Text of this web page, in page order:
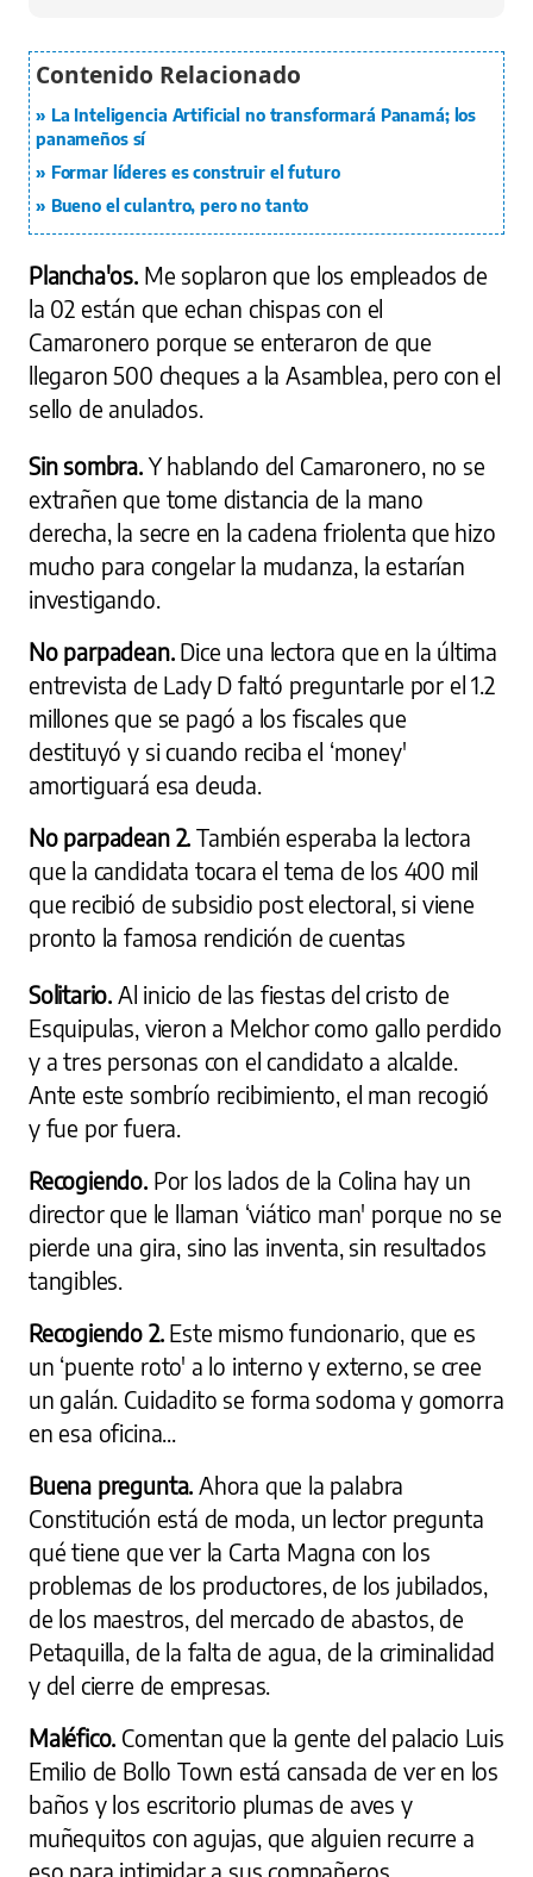
La Inteligencia Artificial no transformará Panamá; los
panameños sí
Formar líderes es construir el futuro
Bueno el culantro, pero no tanto
Plancha'os. Me soplaron que los empleados de
la 02 están que echan chispas con el
Camaronero porque se enteraron de que
llegaron 500 cheques a la Asamblea, pero con el
sello de anulados.
Sin sombra. Y hablando del Camaronero, no se
extrañen que tome distancia de la mano
derecha, la secre en la cadena friolenta que hizo
mucho para congelar la mudanza, la estarían
investigando.
No parpadean. Dice una lectora que en la última
entrevista de Lady D faltó preguntarle por el 1.2
millones que se pagó a los fiscales que
destituyó y si cuando reciba el ‘money'
amortiguará esa deuda.
No parpadean 2. También esperaba la lectora
que la candidata tocara el tema de los 400 mil
que recibió de subsidio post electoral, si viene
pronto la famosa rendición de cuentas
Solitario. Al inicio de las fiestas del cristo de
Esquipulas, vieron a Melchor como gallo perdido
y a tres personas con el candidato a alcalde.
Ante este sombrío recibimiento, el man recogió
y fue por fuera.
Recogiendo. Por los lados de la Colina hay un
director que le llaman ‘viático man' porque no se
pierde una gira, sino las inventa, sin resultados
tangibles.
Recogiendo 2. Este mismo funcionario, que es
un ‘puente roto' a lo interno y externo, se cree
un galán. Cuidadito se forma sodoma y gomorra
en esa oficina...
Buena pregunta. Ahora que la palabra
Constitución está de moda, un lector pregunta
qué tiene que ver la Carta Magna con los
problemas de los productores, de los jubilados,
de los maestros, del mercado de abastos, de
Petaquilla, de la falta de agua, de la criminalidad
y del cierre de empresas.
Maléfico. Comentan que la gente del palacio Luis
Emilio de Bollo Town está cansada de ver en los
baños y los escritorio plumas de aves y
muñequitos con agujas, que alguien recurre a
eso para intimidar a sus compañeros.